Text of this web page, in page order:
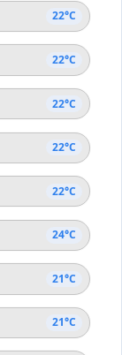
22°C
22°C
22°C
22°C
22°C
24°C
21°C
21°C